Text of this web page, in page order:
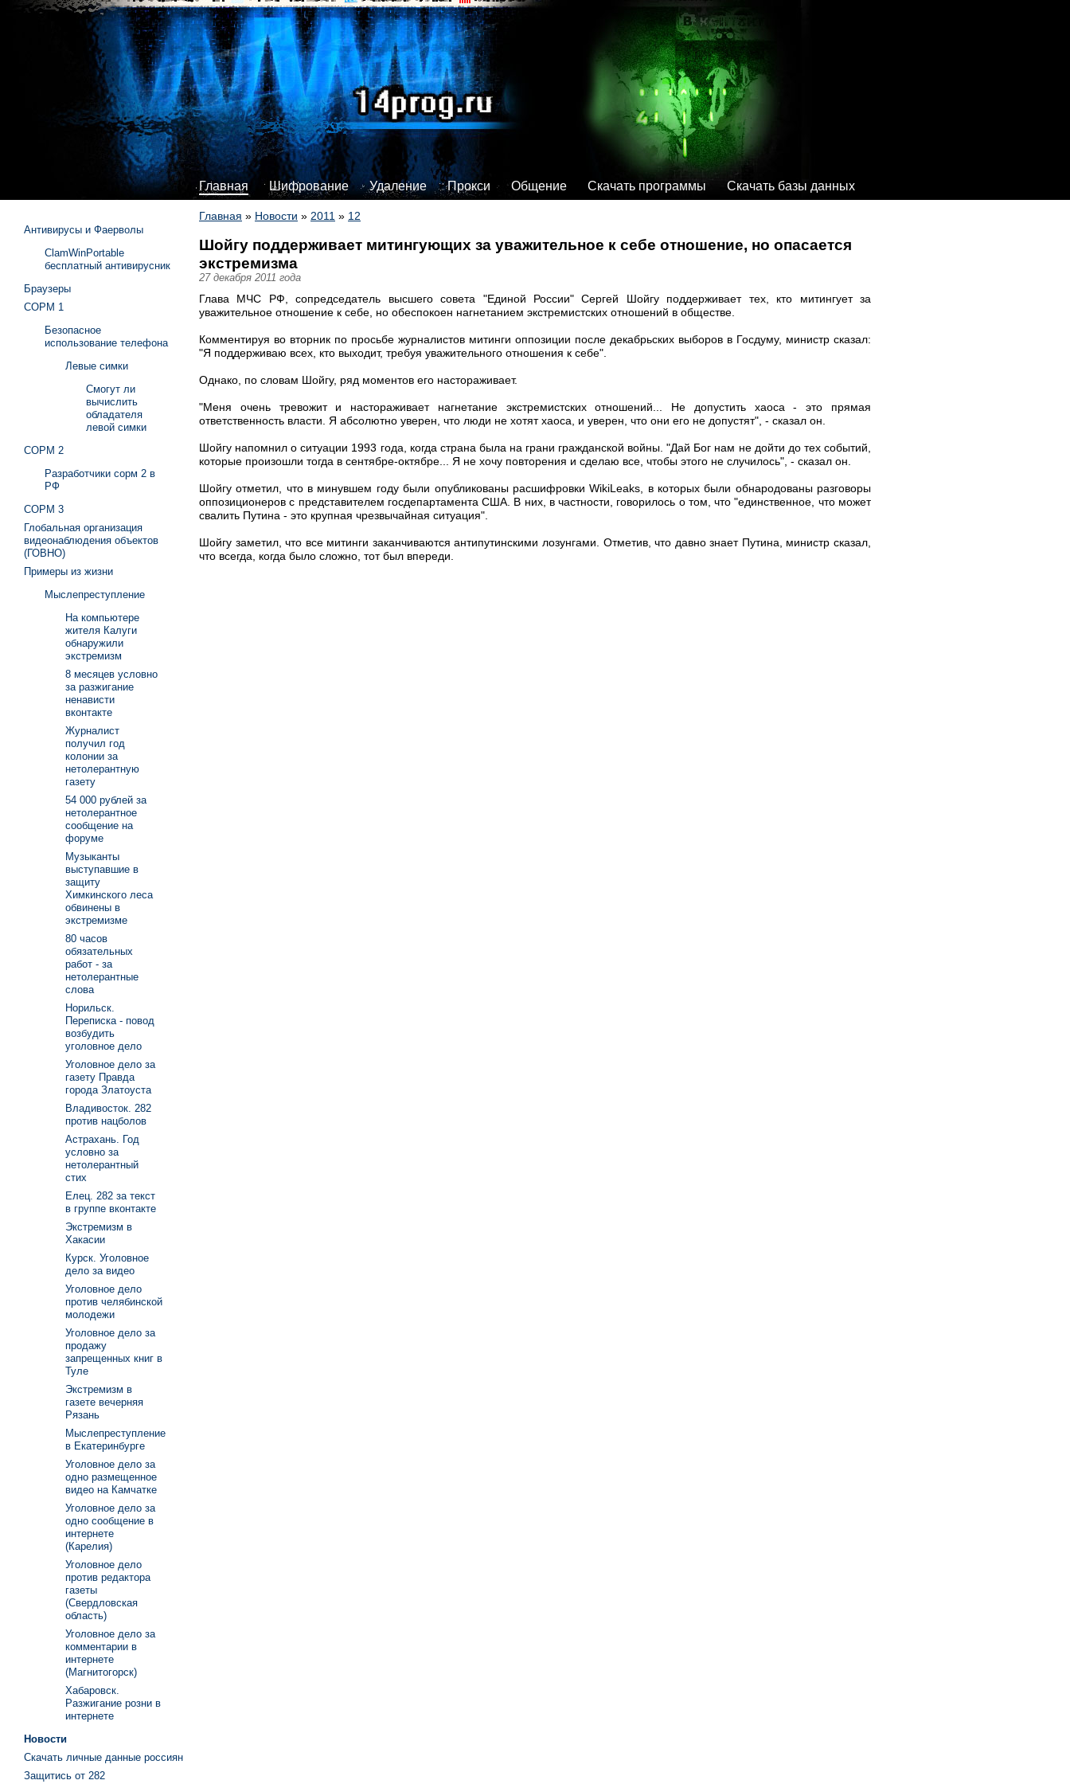
Главная Шифрование Удаление Прокси Общение Скачать программы Скачать базы данных
Главная » Новости » 2011 » 12
Шойгу поддерживает митингующих за уважительное к себе отношение, но опасается
экстремизма
27 декабря 2011 года
Глава МЧС РФ, сопредседатель высшего совета "Единой России" Сергей Шойгу поддерживает тех, кто митингует за
уважительное отношение к себе, но обеспокоен нагнетанием экстремистских отношений в обществе.
Комментируя во вторник по просьбе журналистов митинги оппозиции после декабрьских выборов в Госдуму, министр сказал:
"Я поддерживаю всех, кто выходит, требуя уважительного отношения к себе".
Однако, по словам Шойгу, ряд моментов его настораживает.
"Меня очень тревожит и настораживает нагнетание экстремистских отношений... Не допустить хаоса - это прямая
ответственность власти. Я абсолютно уверен, что люди не хотят хаоса, и уверен, что они его не допустят", - сказал он.
Шойгу напомнил о ситуации 1993 года, когда страна была на грани гражданской войны. "Дай Бог нам не дойти до тех событий,
которые произошли тогда в сентябре-октябре... Я не хочу повторения и сделаю все, чтобы этого не случилось", - сказал он.
Шойгу отметил, что в минувшем году были опубликованы расшифровки WikiLeaks, в которых были обнародованы разговоры
оппозиционеров с представителем госдепартамента США. В них, в частности, говорилось о том, что "единственное, что может
свалить Путина - это крупная чрезвычайная ситуация".
Шойгу заметил, что все митинги заканчиваются антипутинскими лозунгами. Отметив, что давно знает Путина, министр сказал,
что всегда, когда было сложно, тот был впереди.
Антивирусы и Фаерволы
ClamWinPortable
бесплатный антивирусник
Браузеры
СОРМ 1
Безопасное
использование телефона
Левые симки
Смогут ли
вычислить
обладателя
левой симки
СОРМ 2
Разработчики сорм 2 в
РФ
СОРМ 3
Глобальная организация
видеонаблюдения объектов
(ГОВНО)
Примеры из жизни
Мыслепреступление
На компьютере
жителя Калуги
обнаружили
экстремизм
8 месяцев условно
за разжигание
ненависти
вконтакте
Журналист
получил год
колонии за
нетолерантную
газету
54 000 рублей за
нетолерантное
сообщение на
форуме
Музыканты
выступавшие в
защиту
Химкинского леса
обвинены в
экстремизме
80 часов
обязательных
работ - за
нетолерантные
слова
Норильск.
Переписка - повод
возбудить
уголовное дело
Уголовное дело за
газету Правда
города Златоуста
Владивосток. 282
против нацболов
Астрахань. Год
условно за
нетолерантный
стих
Елец. 282 за текст
в группе вконтакте
Экстремизм в
Хакасии
Курск. Уголовное
дело за видео
Уголовное дело
против челябинской
молодежи
Уголовное дело за
продажу
запрещенных книг в
Туле
Экстремизм в
газете вечерняя
Рязань
Мыслепреступление
в Екатеринбурге
Уголовное дело за
одно размещенное
видео на Камчатке
Уголовное дело за
одно сообщение в
интернете
(Карелия)
Уголовное дело
против редактора
газеты
(Свердловская
область)
Уголовное дело за
комментарии в
интернете
(Магнитогорск)
Хабаровск.
Разжигание розни в
интернете
Новости
Скачать личные данные россиян
Защитись от 282